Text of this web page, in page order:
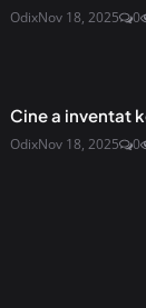
OdixNov 18, 2025 0
Cine a inventat
OdixNov 18, 2025 0